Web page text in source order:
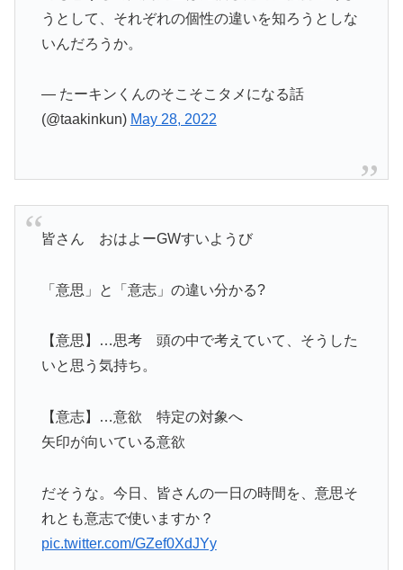
うとして、それぞれの個性の違いを知ろうとしな
いんだろうか。
— たーキンくんのそこそこタメになる話
(@taakinkun) May 28, 2022
皆さん おはよーGWすいようび
「意思」と「意志」の違い分かる?
【意思】…思考 頭の中で考えていて、そうした
いと思う気持ち。
【意志】…意欲 特定の対象へ
矢印が向いている意欲
だそうな。今日、皆さんの一日の時間を、意思そ
れとも意志で使いますか？
pic.twitter.com/GZef0XdJYy